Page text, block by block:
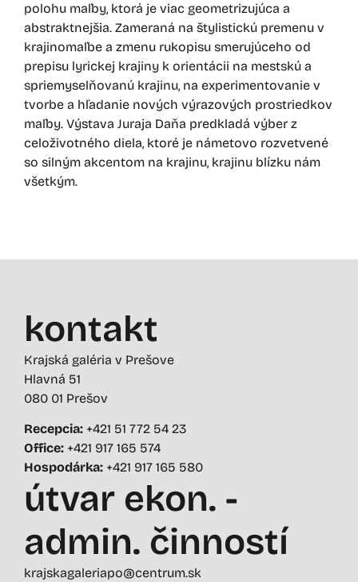
polohu maľby, ktorá je viac geometrizujúca a
abstraktnejšia. Zameraná na štylistickú premenu v
krajinomaľbe a zmenu rukopisu smerujúceho od
prepisu lyrickej krajiny k orientácii na mestskú a
spriemyselňovanú krajinu, na experimentovanie v
tvorbe a hľadanie nových výrazových prostriedkov
maľby. Výstava Juraja Daňa predkladá výber z
celoživotného diela, ktoré je námetovo rozvetvené
so silným akcentom na krajinu, krajinu blízku nám
všetkým.
kontakt
Krajská galéria v Prešove
Hlavná 51
080 01 Prešov
Recepcia: +421 51 772 54 23
Office: +421 917 165 574
Hospodárka: +421 917 165 580
útvar ekon. -
admin. činností
krajskagaleriapo@centrum.sk